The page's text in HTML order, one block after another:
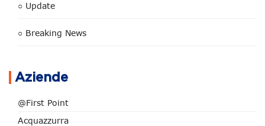
○ Update
○ Breaking News
Aziende
@First Point
Acquazzurra